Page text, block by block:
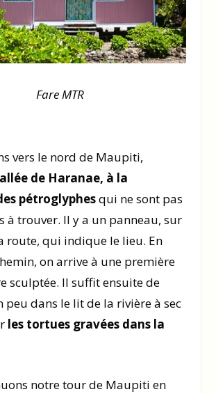
Fare MTR
vers le nord de Maupiti,
de Haranae, à la
pétroglyphesqui ne sont pas
à trouver. Il y a un panneau, sur
route, qui indique le lieu. En
on arrive à une première
sculptée. Il suffit ensuite de
peu dans le lit de la rivière à sec
les tortues gravées dans la
notre tour de Maupiti en